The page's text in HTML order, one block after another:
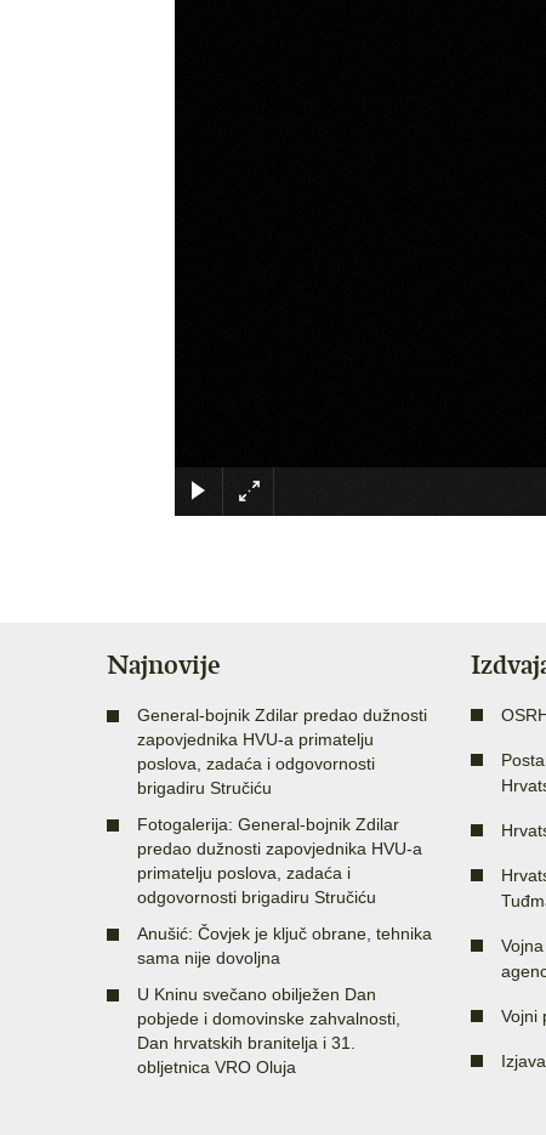
Najnovije
General-bojnik Zdilar predao dužnosti
zapovjednika HVU-a primatelju
poslova, zadaća i odgovornosti
brigadiru Stručiću
Fotogalerija: General-bojnik Zdilar
predao dužnosti zapovjednika HVU-a
primatelju poslova, zadaća i
odgovornosti brigadiru Stručiću
Anušić: Čovjek je ključ obrane, tehnika
sama nije dovoljna
U Kninu svečano obilježen Dan
pobjede i domovinske zahvalnosti,
Dan hrvatskih branitelja i 31.
obljetnica VRO Oluja
Vojni